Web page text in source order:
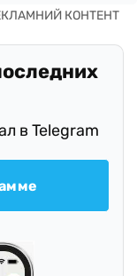
в Telegram